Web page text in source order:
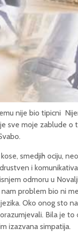
nije bio tipicni
sve moje zablude o
smedjih ociju,
i
odmoru u
problem bio ni
Oko onog sto
Bila je to
izazvana simpatija.